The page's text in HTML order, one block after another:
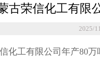
古荣信化工有
2025/
化工有限公司年产80